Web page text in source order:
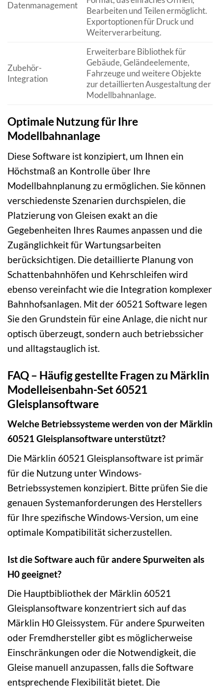
Datenmanagement
Bearbeiten und Teilen ermöglicht.
Exportoptionen für Druck und
Weiterverarbeitung.
Zubehör-
Integration
Erweiterbare Bibliothek für
Gebäude, Geländeelemente,
Fahrzeuge und weitere Objekte
zur detaillierten Ausgestaltung der
Modellbahnanlage.
Optimale Nutzung für Ihre
Modellbahnanlage
Diese Software ist konzipiert, um Ihnen ein
Höchstmaß an Kontrolle über Ihre
Modellbahnplanung zu ermöglichen. Sie können
verschiedenste Szenarien durchspielen, die
Platzierung von Gleisen exakt an die
Gegebenheiten Ihres Raumes anpassen und die
Zugänglichkeit für Wartungsarbeiten
berücksichtigen. Die detaillierte Planung von
Schattenbahnhöfen und Kehrschleifen wird
ebenso vereinfacht wie die Integration komplexer
Bahnhofsanlagen. Mit der 60521 Software legen
Sie den Grundstein für eine Anlage, die nicht nur
optisch überzeugt, sondern auch betriebssicher
und alltagstauglich ist.
FAQ – Häufig gestellte Fragen zu Märklin
Modelleisenbahn-Set 60521
Gleisplansoftware
Welche Betriebssysteme werden von der Märklin
60521 Gleisplansoftware unterstützt?
Die Märklin 60521 Gleisplansoftware ist primär
für die Nutzung unter Windows-
Betriebssystemen konzipiert. Bitte prüfen Sie die
genauen Systemanforderungen des Herstellers
für Ihre spezifische Windows-Version, um eine
optimale Kompatibilität sicherzustellen.
Ist die Software auch für andere Spurweiten als
H0 geeignet?
Die Hauptbibliothek der Märklin 60521
Gleisplansoftware konzentriert sich auf das
Märklin H0 Gleissystem. Für andere Spurweiten
oder Fremdhersteller gibt es möglicherweise
Einschränkungen oder die Notwendigkeit, die
Gleise manuell anzupassen, falls die Software
entsprechende Flexibilität bietet. Die